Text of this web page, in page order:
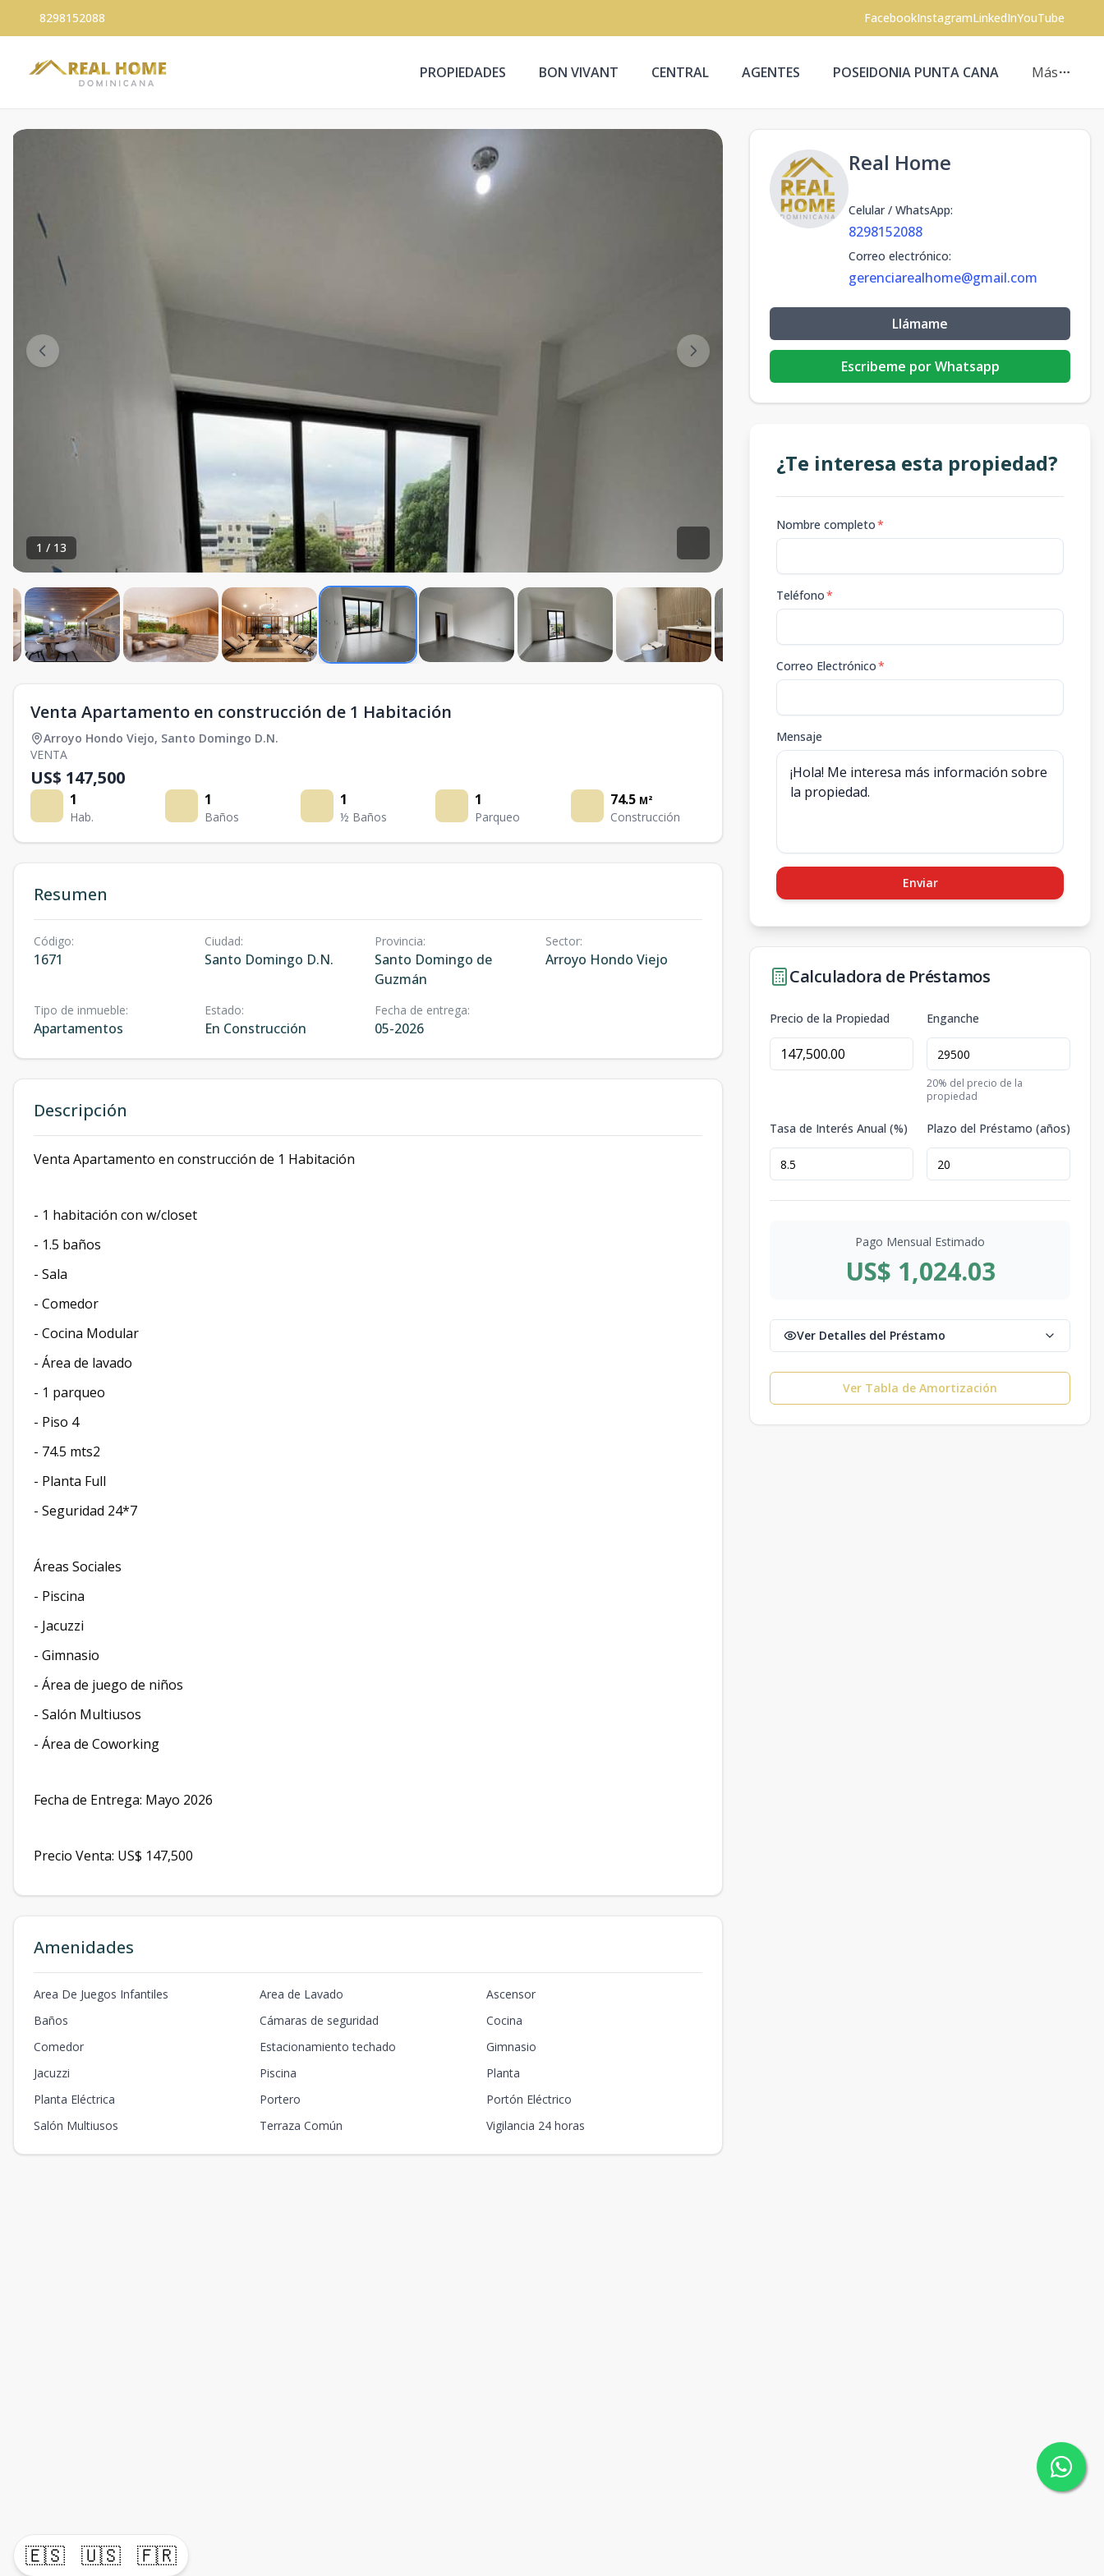
🇪🇸 🇺🇸 🇫🇷
8298152088 FacebookInstagramLinkedInYouTube
PROPIEDADES BON VIVANT CENTRAL AGENTES POSEIDONIA PUNTA CANA Más
1 / 13
Venta Apartamento en construcción de 1 Habitación
Arroyo Hondo Viejo, Santo Domingo D.N.
VENTA
US$ 147,500
1
Hab.
1
Baños
1
½ Baños
1
Parqueo
74.5 M²
Construcción
Resumen
Código:
1671
Ciudad:
Santo Domingo D.N.
Provincia:
Santo Domingo de
Guzmán
Sector:
Arroyo Hondo Viejo
Tipo de inmueble:
Apartamentos
Estado:
En Construcción
Fecha de entrega:
05-2026
Descripción
Venta Apartamento en construcción de 1 Habitación
- 1 habitación con w/closet
- 1.5 baños
- Sala
- Comedor
- Cocina Modular
- Área de lavado
- 1 parqueo
- Piso 4
- 74.5 mts2
- Planta Full
- Seguridad 24*7
Áreas Sociales
- Piscina
- Jacuzzi
- Gimnasio
- Área de juego de niños
- Salón Multiusos
- Área de Coworking
Fecha de Entrega: Mayo 2026
Precio Venta: US$ 147,500
Amenidades
Area De Juegos Infantiles Area de Lavado
Ascensor
Baños
Cámaras de seguridad
Cocina
Comedor
Estacionamiento techado
Gimnasio
Jacuzzi
Piscina
Planta
Planta Eléctrica
Portero
Portón Eléctrico
Salón Multiusos
Terraza Común Vigilancia 24 horas
Real Home
Celular / WhatsApp:
8298152088
Correo electrónico:
gerenciarealhome@gmail.com
Llámame
Escribeme por Whatsapp
¿Te interesa esta propiedad?
Nombre completo*
Teléfono*
Correo Electrónico*
Mensaje
Enviar
Calculadora de Préstamos
Precio de la Propiedad Enganche
20% del precio de la
propiedad
Tasa de Interés Anual (%) Plazo del Préstamo (años)
Pago Mensual Estimado
US$ 1,024.03
Ver Detalles del Préstamo
Ver Tabla de Amortización